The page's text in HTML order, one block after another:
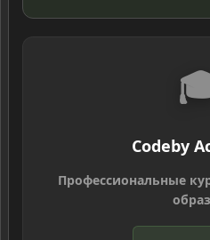
Codeby
Профессиональные